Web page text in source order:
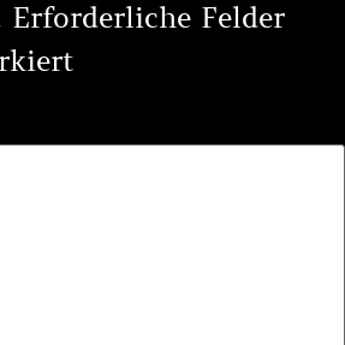
Erforderliche Felder